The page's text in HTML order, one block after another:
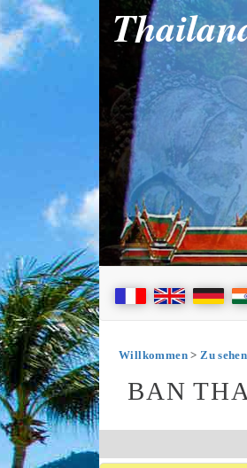
Willkommen>Zu
BAN